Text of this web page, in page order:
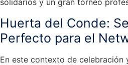
solidarios y un gran torneo
Huerta del Conde:
Perfecto para el
En este contexto de celebración